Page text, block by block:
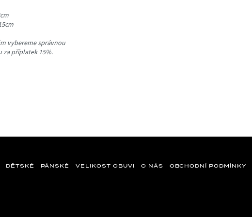
vybereme správnou
za příplatek 15%.
DĚTSKÉ PÁNSKÉ VELIKOST OBUVI O NÁS OBCHODNÍ PODMÍNKY